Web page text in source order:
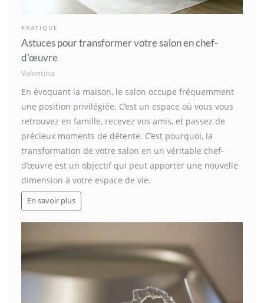
PRATIQUE
Astuces pour transformer votre salon en chef-
d’œuvre
Valentina
En évoquant la maison, le salon occupe fréquemment
une position privilégiée. C’est un espace où vous vous
retrouvez en famille, recevez vos amis, et passez de
précieux moments de détente. C’est pourquoi, la
transformation de votre salon en un véritable chef-
d’œuvre est un objectif qui peut apporter une nouvelle
dimension à votre espace de vie.
En savoir plus